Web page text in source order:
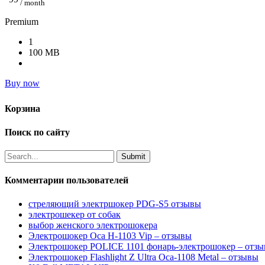
/ month
Premium
1
100 MB
Buy now
Корзина
Поиск по сайту
Комментарии пользователей
стреляющий электршокер PDG-S5 отзывы
электрошекер от собак
выбор женского электрошокера
Электрошокер Оса H-1103 Vip – отзывы
Электрошокер POLICE 1101 фонарь-электрошокер –
Электрошокер Flashlight Z Ultra Оса-1108 Metal – отзывы